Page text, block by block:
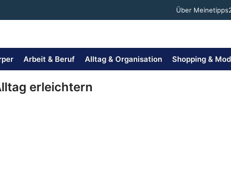
Über
Arbeit & Beruf Alltag & Organisation Shopping &
erleichtern